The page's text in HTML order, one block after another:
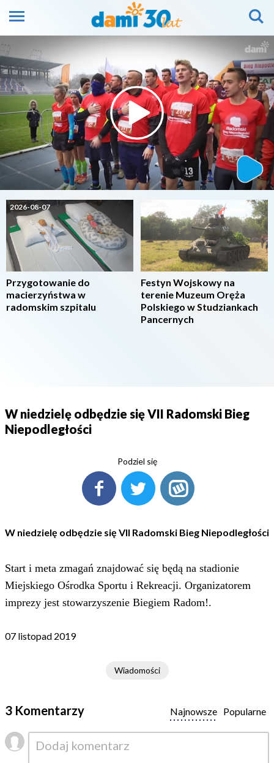
2026-08-07
Przygotowanie do
macierzyństwa w
radomskim szpitalu
Festyn Wojskowy na
terenie Muzeum Oręża
Polskiego w Studziankach
Pancernych
W niedzielę odbędzie się VII Radomski Bieg
Niepodległości
Podziel się
W niedzielę odbędzie się VII Radomski Bieg Niepodległości
Start i meta zmagań znajdować się będą na stadionie
Miejskiego Ośrodka Sportu i Rekreacji. Organizatorem
imprezy jest stowarzyszenie Biegiem Radom!.
07 listopad 2019
Wiadomości
3 Komentarzy Popularne
Najnowsze